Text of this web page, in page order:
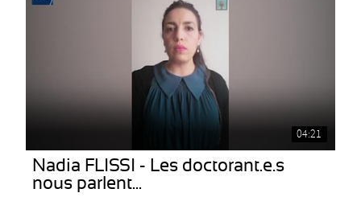
04:21
Nadia FLISSI - Les doctorant.e.s
nous parlent...